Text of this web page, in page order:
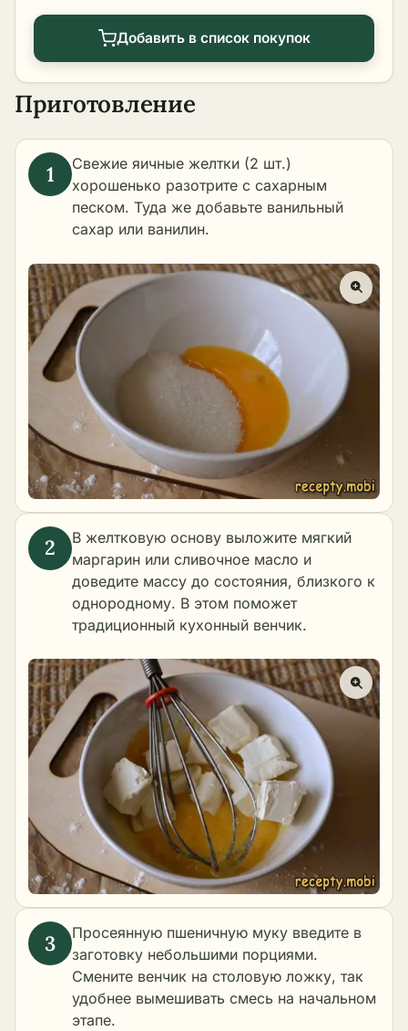
Добавить в список покупок
Приготовление
Свежие яичные желтки (2 шт.)
хорошенько разотрите с сахарным
песком. Туда же добавьте ванильный
сахар или ванилин.
В желтковую основу выложите мягкий
маргарин или сливочное масло и
доведите массу до состояния, близкого к
однородному. В этом поможет
традиционный кухонный венчик.
Просеянную пшеничную муку введите в
заготовку небольшими порциями.
Смените венчик на столовую ложку, так
удобнее вымешивать смесь на начальном
этапе.